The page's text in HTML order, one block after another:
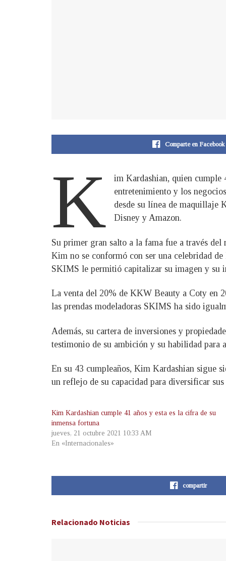
Comparte en Facebook
K
im Kardashian, quien cumple
entretenimiento y los
desde su línea de maquillaje
Disney y Amazon.
Su primer gran salto a la fama fue a través
Kim no se conformó con ser una celebridad
SKIMS le permitió capitalizar su imagen y su
La venta del 20% de KKW Beauty a Coty en
las prendas modeladoras SKIMS ha sido
Además, su cartera de inversiones y
testimonio de su ambición y su habilidad para
En su 43 cumpleaños, Kim Kardashian sigue
un reflejo de su capacidad para diversificar
Kim Kardashian cumple 41 años y esta es la cifra de su
inmensa fortuna
jueves, 21 octubre 2021 10:33 AM
En «Internacionales»
compartir
Relacionado Noticias